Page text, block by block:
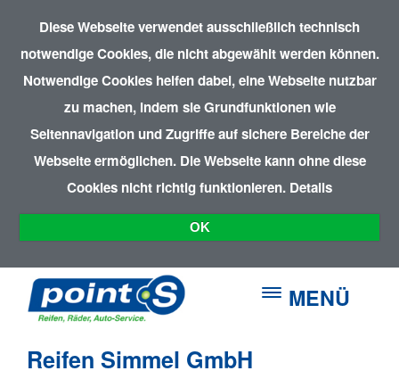
Diese Webseite verwendet ausschließlich technisch
notwendige Cookies, die nicht abgewählt werden können.
Notwendige Cookies helfen dabei, eine Webseite nutzbar
zu machen, indem sie Grundfunktionen wie
Seitennavigation und Zugriffe auf sichere Bereiche der
Webseite ermöglichen. Die Webseite kann ohne diese
Cookies nicht richtig funktionieren. Details
OK
MENÜ
Reifen Simmel GmbH